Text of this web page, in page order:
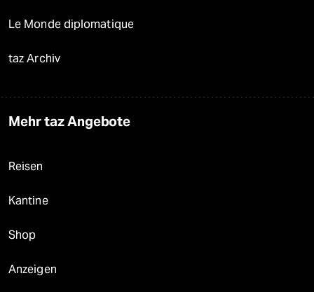
Le Monde diplomatique
taz Archiv
Mehr taz Angebote
Reisen
Kantine
Shop
Anzeigen